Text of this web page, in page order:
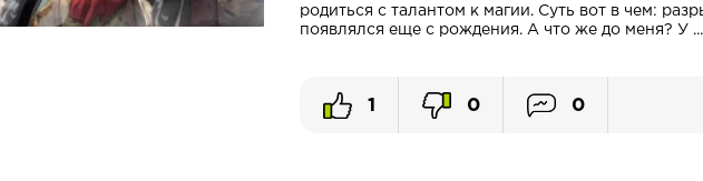
родиться с талантом к магии. Суть вот в чем:
появлялся еще с рождения. А что же до меня? У ...
1 0 0